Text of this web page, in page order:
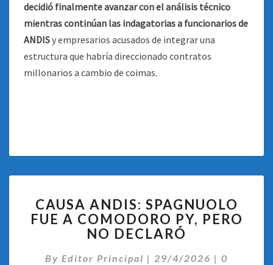
decidió finalmente avanzar con el análisis técnico
mientras continúan las indagatorias a funcionarios de
ANDISy empresarios acusados de integrar una
estructura que habría direccionado contratos
millonarios a cambio de coimas.
ANDIS:
SPAGNUOLO
FUE
COMODORO
CAUSA ANDIS: SPAGNUOLO
FUE A COMODORO PY, PERO
NO DECLARÓ
By Editor Principal | 29/4/2026 | 0